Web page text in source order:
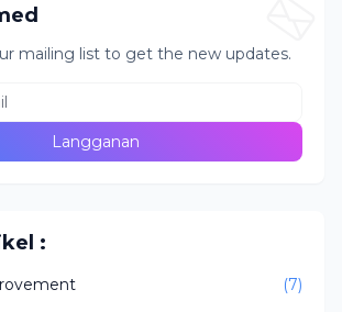
mailing list to get the new updates.
:
(7)